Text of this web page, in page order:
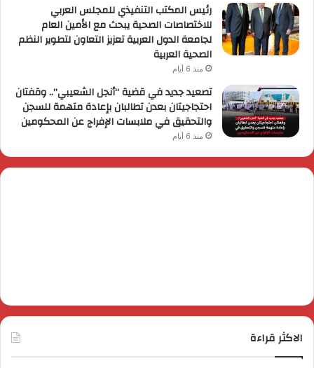
رئيس المكتب التنفيذي للمجلس العربي
للاختصاصات الصحية يبحث مع الأمين العام
لجامعة الدول العربية تعزيز التعاون لتطوير النظم
الصحية العربية
منذ 6 أيام
تصعيد جديد في قضية “أنجل الشعيبي”.. وقفتان
احتجاجيتان بعدن تطالبان بإعادة متهمة للسجن
والتحقيق في ملابسات الإفراج عن المحكومين
منذ 6 أيام
الاكثر قراءة